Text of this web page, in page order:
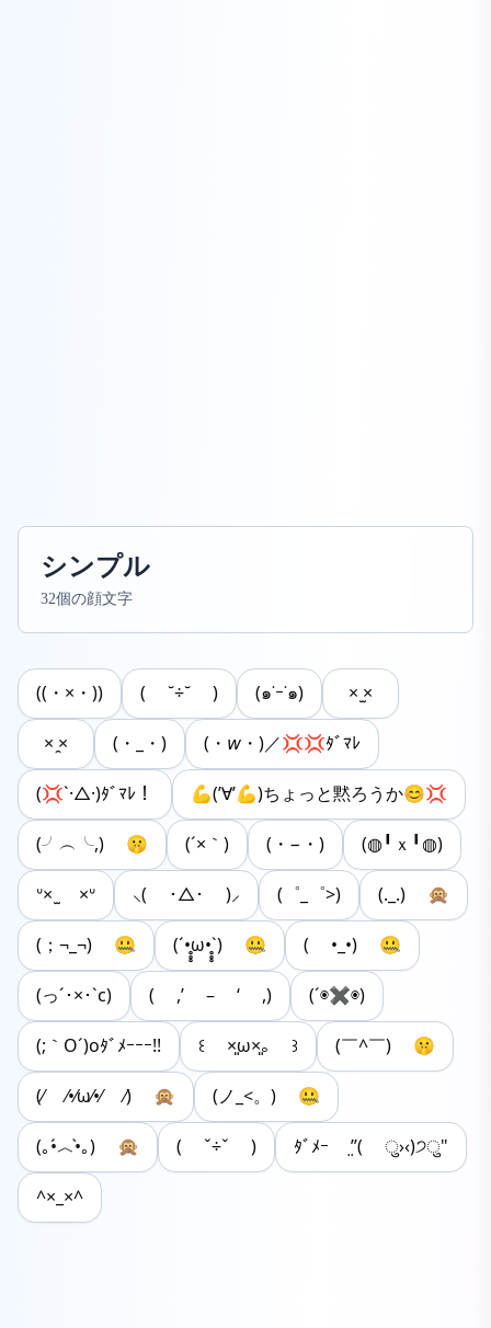
シンプル
32個の顔文字
((・×・)) ( ˘÷˘ ) (๑˙ｰ˙๑) × ̫×
× ̯× (・_・) (・𝘸・)／💢💢ﾀﾞﾏﾚ
(💢`·△·)ﾀﾞﾏﾚ！ 💪(’∀’💪)ちょっと黙ろうか‪😊‪💢
(╯︵╰,) 🤫 (´×｀) (・−・) (◍╹ｘ╹◍)
ᐡ× ̫ ×ᐡ ⸜( ･△･ )⸝ (゜_゜>) (._.) 🙊
(；¬_¬) 🤐 (´•̥̥̥ω•̥̥̥`) 🤐 ( •_•) 🤐
(っ´･×･`c) ( ,’ – ‘ ,) (´◉✖◉)
(;｀O´)oﾀﾞﾒｰｰｰ!! ꒰ ×͈ω×͈｡ ꒱ (￣^￣) 🤫
(⁄ ⁄•⁄ω⁄•⁄ ⁄) 🙊 (ノ_<。) 🤐
(｡•́︿•̀｡) 🙊 ( ˇ÷ˇ ) ﾀﾞﾒｰ ʹ̣ʹ̣( ु›‹)੭ु"
^×_×^